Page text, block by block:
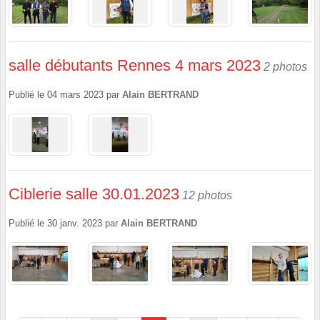
salle débutants Rennes 4 mars 2023 2 photos
Publié le 04 mars 2023 par Alain BERTRAND
Ciblerie salle 30.01.2023 12 photos
Publié le 30 janv. 2023 par Alain BERTRAND